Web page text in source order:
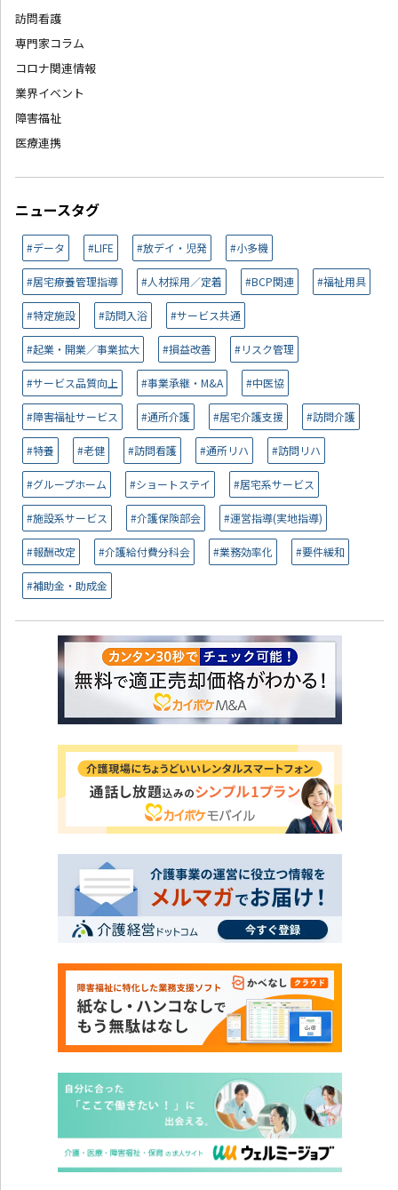
訪問看護
専門家コラム
コロナ関連情報
業界イベント
障害福祉
医療連携
ニュースタグ
#データ #LIFE #放デイ・児発 #小多機
#居宅療養管理指導 #人材採用／定着 #BCP関連 #福祉用具
#特定施設 #訪問入浴 #サービス共通
#起業・開業／事業拡大 #損益改善 #リスク管理
#サービス品質向上 #事業承継・M&A #中医協
#障害福祉サービス #通所介護 #居宅介護支援 #訪問介護
#特養 #老健 #訪問看護 #通所リハ #訪問リハ
#グループホーム #ショートステイ #居宅系サービス
#施設系サービス #介護保険部会 #運営指導(実地指導)
#報酬改定 #介護給付費分科会 #業務効率化 #要件緩和
#補助金・助成金